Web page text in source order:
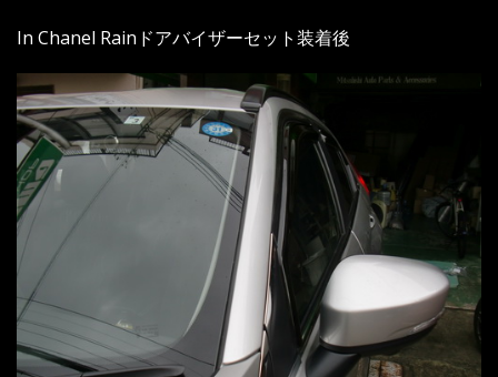
In Chanel Rainドアバイザーセット装着後